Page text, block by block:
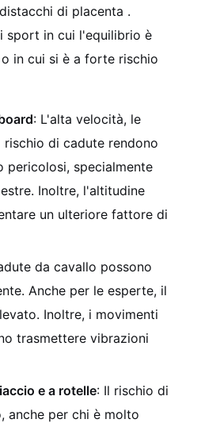
di placenta .
sport in cui l'equilibrio è
in cui si è a forte rischio
: L'alta velocità, le
di cadute rendono
pericolosi, specialmente
Inoltre, l'altitudine
un ulteriore fattore di
da cavallo possono
Anche per le esperte, il
Inoltre, i movimenti
trasmettere vibrazioni
e a rotelle: Il rischio di
anche per chi è molto